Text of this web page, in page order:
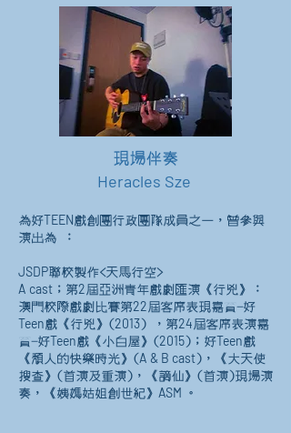
為好TEEN戲創團行政團隊成員之一，曾參與
演出為 ：
JSDP聯校製作<天馬行空>
A cast ；第2屆亞洲青年戲劇匯演《行兇》：
澳門校際戲劇比賽第22屆客席表現嘉賓-好
Teen戲 《行兇》(2013 ) ，第24屆客席表演嘉
賓-好Teen戲 《小白屋》(2015 )；好Teen戲
《頹人的快樂時光》( A & B cast )，《大天使
搜查》(首演及重演)，《謫仙》(首演)現場演
奏，《姨媽姑姐創世紀》 ASM 。
現場伴奏
Heracles Sze